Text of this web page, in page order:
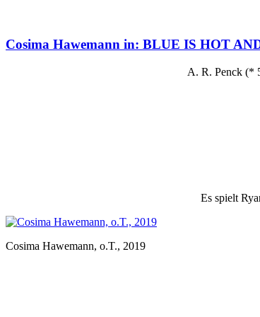
Cosima Hawemann in: BLUE IS HOT
A. R. Penck (*
Es spielt
Cosima Hawemann, o.T., 2019